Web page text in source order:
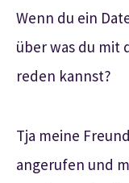
Wenn du ein
über was du mit
reden kannst?
Tja meine
angerufen und